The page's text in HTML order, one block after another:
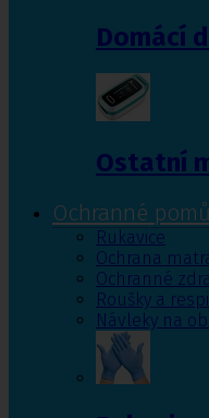
Domácí
Ostatní
Ochranné
Rukavice
Ochrana
Ochranné
Roušky a
Návleky na